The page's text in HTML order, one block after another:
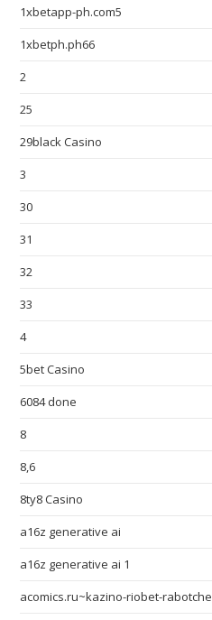
1xbetapp-ph.com5
1xbetph.ph66
2
25
29black Casino
3
30
31
32
33
4
5bet Casino
6084 done
8
8,6
8ty8 Casino
a16z generative ai
a16z generative ai 1
acomics.ru~kazino-riobet-